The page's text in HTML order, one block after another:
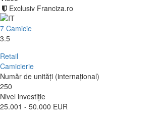
Exclusiv Franciza.ro
7 Camicie
3.5
Retail
Camicierie
Număr de unități (internațional)
250
Nivel investiție
25.001 - 50.000 EUR